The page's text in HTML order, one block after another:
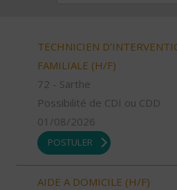
TECHNICIEN
FAMILIALE (H/F)
72 - Sarthe
Possibilité de CDI ou CDD
01/08/2026
POSTULER
AIDE A DOMICILE (H/F)